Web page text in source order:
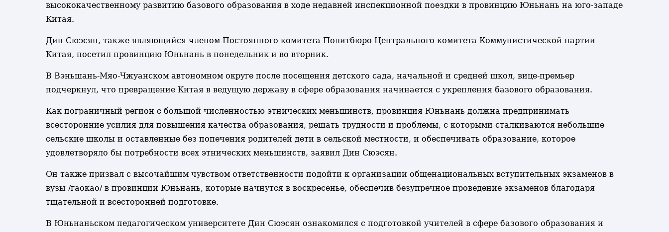
высококачественному развитию базового образования в ходе недавней инспекционной поездки в провинцию Юньнань на юго-западе
Китая.
Дин Сюэсян, также являющийся членом Постоянного комитета Политбюро Центрального комитета Коммунистической партии
Китая, посетил провинцию Юньнань в понедельник и во вторник.
В Вэньшань-Мяо-Чжуанском автономном округе после посещения детского сада, начальной и средней школ, вице-премьер
подчеркнул, что превращение Китая в ведущую державу в сфере образования начинается с укрепления базового образования.
Как пограничный регион с большой численностью этнических меньшинств, провинция Юньнань должна предпринимать
всесторонние усилия для повышения качества образования, решать трудности и проблемы, с которыми сталкиваются небольшие
сельские школы и оставленные без попечения родителей дети в сельской местности, и обеспечивать образование, которое
удовлетворяло бы потребности всех этнических меньшинств, заявил Дин Сюэсян.
Он также призвал с высочайшим чувством ответственности подойти к организации общенациональных вступительных экзаменов в
вузы /гаокао/ в провинции Юньнань, которые начнутся в воскресенье, обеспечив безупречное проведение экзаменов благодаря
тщательной и всесторонней подготовке.
В Юньнаньском педагогическом университете Дин Сюэсян ознакомился с подготовкой учителей в сфере базового образования и